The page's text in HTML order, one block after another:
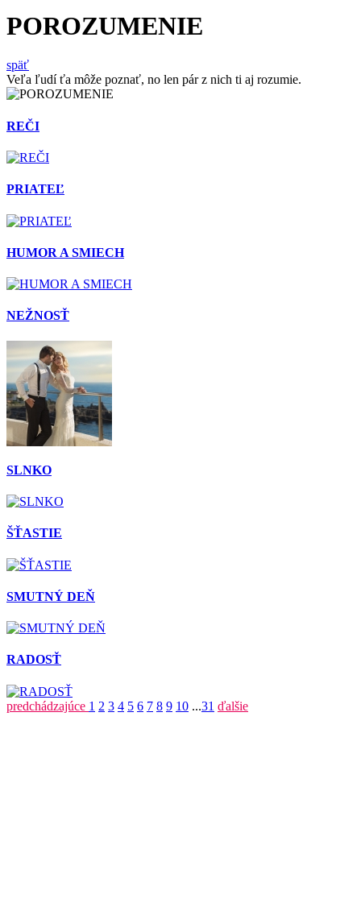
POROZUMENIE
späť
Veľa ľudí ťa môže poznať, no len pár z nich ti aj rozumie.
REČI
PRIATEĽ
HUMOR A SMIECH
NEŽNOSŤ
SLNKO
ŠŤASTIE
SMUTNÝ DEŇ
RADOSŤ
predchádzajúce 1 2 3 4 5 6 7 8 9 10 ...31 ďalšie